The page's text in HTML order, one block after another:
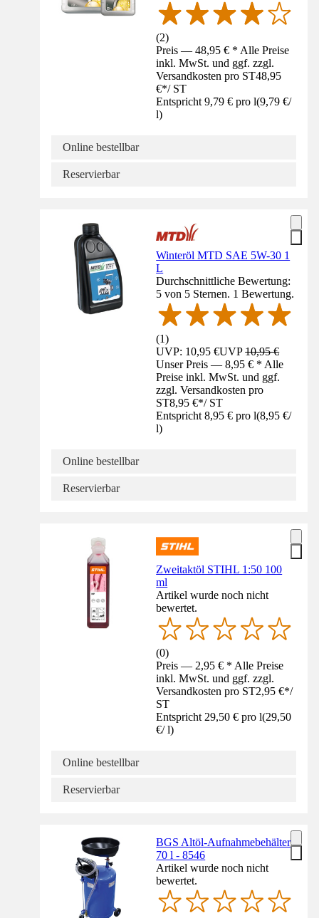
(2)
Preis — 48,95 € * Alle Preise
inkl. MwSt. und ggf. zzgl.
Versandkosten pro ST48,95
€*/ ST
Entspricht 9,79 € pro l(9,79 €/
l)
Online bestellbar
Reservierbar
Winteröl MTD SAE 5W-30 1
L
Durchschnittliche Bewertung:
5 von 5 Sternen. 1 Bewertung.
(1)
UVP: 10,95 €UVP10,95 €
Unser Preis — 8,95 € * Alle
Preise inkl. MwSt. und ggf.
zzgl. Versandkosten pro
ST8,95 €*/ ST
Entspricht 8,95 € pro l(8,95 €/
l)
Online bestellbar
Reservierbar
Zweitaktöl STIHL 1:50 100
ml
Artikel wurde noch nicht
bewertet.
(0)
Preis — 2,95 € * Alle Preise
inkl. MwSt. und ggf. zzgl.
Versandkosten pro ST2,95 €*/
ST
Entspricht 29,50 € pro l(29,50
€/ l)
Online bestellbar
Reservierbar
BGS Altöl-Aufnahmebehälter
70 l - 8546
Artikel wurde noch nicht
bewertet.